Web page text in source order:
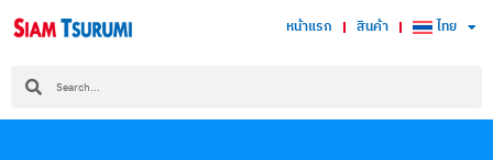
หน้าแรก สินค้า ไทย